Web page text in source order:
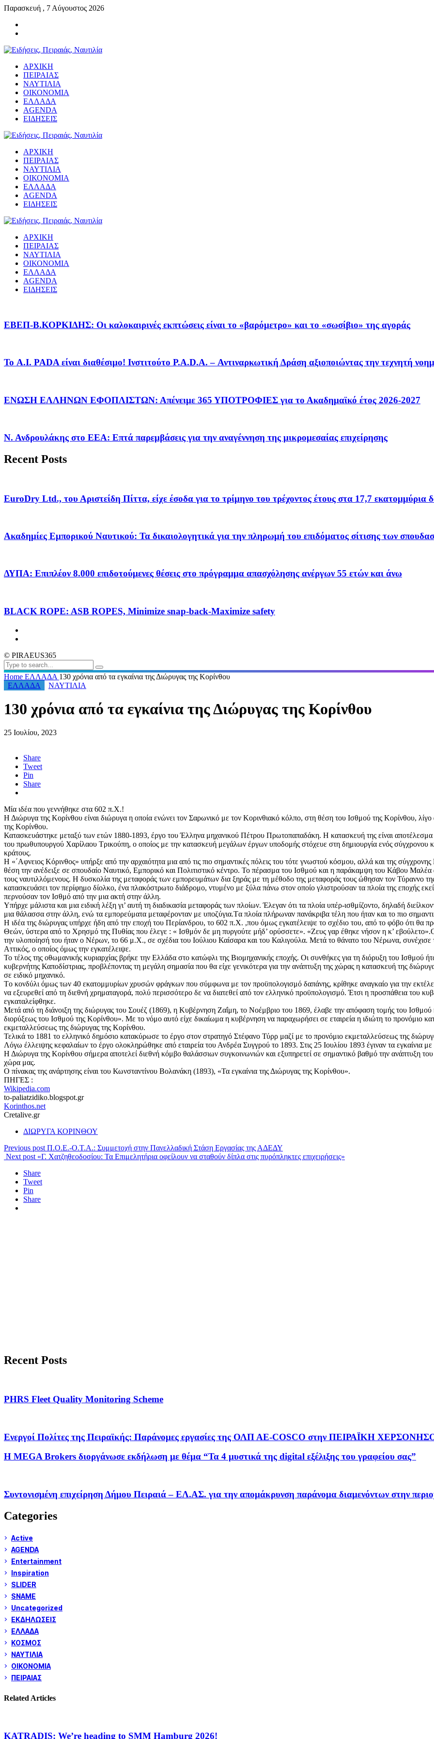
Παρασκευή , 7 Αύγουστος 2026
ΑΡΧΙΚΗ
ΠΕΙΡΑΙΑΣ
ΝΑΥΤΙΛΙΑ
ΟΙΚΟΝΟΜΙΑ
ΕΛΛΑΔΑ
AGENDA
ΕΙΔΗΣΕΙΣ
ΑΡΧΙΚΗ
ΠΕΙΡΑΙΑΣ
ΝΑΥΤΙΛΙΑ
ΟΙΚΟΝΟΜΙΑ
ΕΛΛΑΔΑ
AGENDA
ΕΙΔΗΣΕΙΣ
ΑΡΧΙΚΗ
ΠΕΙΡΑΙΑΣ
ΝΑΥΤΙΛΙΑ
ΟΙΚΟΝΟΜΙΑ
ΕΛΛΑΔΑ
AGENDA
ΕΙΔΗΣΕΙΣ
EΒΕΠ-Β.ΚΟΡΚΙΔΗΣ: Οι καλοκαιρινές εκπτώσεις είναι το «βαρόμετρο» και το «σωσίβιο» της αγοράς
Το A.I. PADA είναι διαθέσιμο! Ινστιτούτο P.A.D.A. – Αντιναρκωτική Δράση αξιοποιώντας την τεχνητή
ΕΝΩΣΗ ΕΛΛΗΝΩΝ ΕΦΟΠΛΙΣΤΩΝ: Απένειμε 365 ΥΠΟΤΡΟΦΙΕΣ για το Ακαδημαϊκό έτος 2026-2027
Ν. Ανδρουλάκης στο ΕΕΑ: Επτά παρεμβάσεις για την αναγέννηση της μικρομεσαίας επιχείρησης
Recent Posts
EuroDry Ltd., του Αριστείδη Πίττα, είχε έσοδα για το τρίμηνο του τρέχοντος έτους στα 17,7 εκατομμύρια
Ακαδημίες Εμπορικού Ναυτικού: Τα δικαιολογητικά για την πληρωμή του επιδόματος σίτισης των
ΔΥΠΑ: Επιπλέον 8.000 επιδοτούμενες θέσεις στο πρόγραμμα απασχόλησης ανέργων 55 ετών και άνω
BLACK ROPE: ASB ROPES, Minimize snap-back-Maximize safety
© PIRAEUS365
Home ΕΛΛΑΔΑ 130 χρόνια από τα εγκαίνια της Διώρυγας της Κορίνθου
ΕΛΛΑΔΑ
ΝΑΥΤΙΛΙΑ
130 χρόνια από τα εγκαίνια της Διώρυγας της Κορίνθου
25 Ιουλίου, 2023
Share
Tweet
Pin
Share
Μία ιδέα που γεννήθηκε στα 602 π.Χ.!
Η Διώρυγα της Κορίνθου είναι διώρυγα η οποία ενώνει τον Σαρωνικό με τον Κορινθιακό κόλπο, στη θέση του Ισθμού της Κορίνθου,
της Κορίνθου.
Κατασκευάστηκε μεταξύ των ετών 1880-1893, έργο του Έλληνα μηχανικού Πέτρου Πρωτοπαπαδάκη. Η κατασκευή της είναι αποτέλεσμα
του πρωθυπουργού Χαρίλαου Τρικούπη, ο οποίος με την κατασκευή μεγάλων έργων υποδομής στόχευε στη δημιουργία ενός σύγχρονου
κράτους.
Η «΄Αφνειος Κόρινθος» υπήρξε από την αρχαιότητα μια από τις πιο σημαντικές πόλεις του τότε γνωστού κόσμου, αλλά και της
θέση την ανέδειξε σε σπουδαίο Ναυτικό, Εμπορικό και Πολιτιστικό κέντρο. Το πέρασμα του Ισθμού και η παράκαμψη του Κάβου
τους ναυτιλλόμενους. Η δυσκολία της μεταφοράς των εμπορευμάτων δια ξηράς με τη μέθοδο της μεταφοράς τους ώθησαν τον Τύραννο
κατασκευάσει τον περίφημο δίολκο, ένα πλακόστρωτο διάδρομο, ντυμένο με ξύλα πάνω στον οποίο γλιστρούσαν τα πλοία της εποχής
περνούσαν τον Ισθμό από την μια ακτή στην άλλη.
Υπήρχε μάλιστα και μια ειδική λέξη γι’ αυτή τη διαδικασία μεταφοράς των πλοίων. Έλεγαν ότι τα πλοία υπέρ-ισθμίζοντο, δηλαδή
μια θάλασσα στην άλλη, ενώ τα εμπορεύματα μεταφέρονταν με υποζύγια.Tα πλοία πλήρωναν πανάκριβα τέλη που ήταν και το πιο
Η ιδέα της διώρυγας υπήρχε ήδη από την εποχή του Περίανδρου, το 602 π.Χ. ,που όμως εγκατέλειψε το σχέδιο του, από το φόβο ότι θα
Θεών, ύστερα από το Χρησμό της Πυθίας που έλεγε : « Ισθμόν δε μη πυργούτε μήδ’ ορύσσετε». «Ζευς γαρ έθηκε νήσον η κ’
την υλοποίησή του ήταν ο Νέρων, το 66 μ.Χ., σε σχέδια του Ιούλιου Καίσαρα και του Καλιγούλα. Μετά το θάνατο του Νέρωνα,
Αττικός, ο οποίος όμως την εγκατέλειψε.
Το τέλος της οθωμανικής κυριαρχίας βρήκε την Ελλάδα στο κατώφλι της Βιομηχανικής εποχής. Οι συνθήκες για τη διόρυξη του Ισθμού
κυβερνήτης Καποδίστριας, προβλέποντας τη μεγάλη σημασία που θα είχε γενικότερα για την ανάπτυξη της χώρας η κατασκευή της
σε ειδικό μηχανικό.
Τo κονδύλι όμως των 40 εκατομμυρίων χρυσών φράγκων που σύμφωνα με τον προϋπολογισμό δαπάνης, κρίθηκε αναγκαίο για την
να εξευρεθεί από τη διεθνή χρηματαγορά, πολύ περισσότερο δε να διατεθεί από τον ελληνικό προϋπολογισμό. Έτσι η προσπάθεια του
εγκαταλείφθηκε.
Μετά από τη διάνοιξη της διώρυγας του Σουέζ (1869), η Κυβέρνηση Ζαΐμη, το Νοέμβριο του 1869, έλαβε την απόφαση τομής του Ισθμού
διορύξεως του Ισθμού της Κορίνθου». Με το νόμο αυτό είχε δικαίωμα η κυβέρνηση να παραχωρήσει σε εταιρεία η ιδιώτη το προνόμιο
εκμεταλλεύσεως της διώρυγας της Κορίνθου.
Τελικά το 1881 το ελληνικό δημόσιο κατακύρωσε το έργο στον στρατηγό Στέφανο Τύρρ μαζί με το προνόμιο εκμεταλλεύσεως της
Λόγω έλλειψης κεφαλαίων το έργο ολοκληρώθηκε από εταιρεία του Ανδρέα Συγγρού το 1893. Στις 25 Ιουλίου 1893 έγιναν τα εγκαίνια με
Η Διώρυγα της Κορίνθου σήμερα αποτελεί διεθνή κόμβο θαλάσσιων συγκοινωνιών και εξυπηρετεί σε σημαντικό βαθμό την ανάπτυξη
χώρα μας.
Ο πίνακας της ανάρτησης είναι του Κωνσταντίνου Βολανάκη (1893), «Τα εγκαίνια της Διώρυγας της Κορίνθου».
ΠΗΓΕΣ :
Wikipedia.com
to-paliatzidiko.blogspot.gr
Korinthos.net
Cretalive.gr
ΔΙΩΡΥΓΑ ΚΟΡΙΝΘΟΥ
Previous post Π.Ο.Ε.-Ο.Τ.Α.: Συμμετοχή στην Πανελλαδική Στάση Εργασίας της ΑΔΕΔΥ
Next post «Γ. Χατζηθεοδοσίου: Τα Επιμελητήρια οφείλουν να σταθούν δίπλα στις πυρόπληκτες επιχειρήσεις»
Share
Tweet
Pin
Share
Recent Posts
PHRS Fleet Quality Monitoring Scheme
Ενεργοί Πολίτες της Πειραϊκής: Παράνομες εργασίες της ΟΛΠ ΑΕ-COSCO στην ΠΕΙΡΑΪΚΗ
Η MEGA Brokers διοργάνωσε εκδήλωση με θέμα “Τα 4 μυστικά της digital εξέλιξης του γραφείου σας”
Συντονισμένη επιχείρηση Δήμου Πειραιά – ΕΛ.ΑΣ. για την απομάκρυνση παράνομα διαμενόντων στην
Categories
Active
AGENDA
Entertainment
Inspiration
SLIDER
SNAME
Uncategorized
ΕΚΔΗΛΩΣΕΙΣ
ΕΛΛΑΔΑ
ΚΟΣΜΟΣ
ΝΑΥΤΙΛΙΑ
ΟΙΚΟΝΟΜΙΑ
ΠΕΙΡΑΙΑΣ
Related Articles
KATRADIS: We’re heading to SMM Hamburg 2026!